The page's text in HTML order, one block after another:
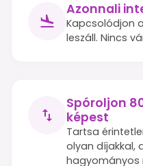
Azonnali
Kapcsolódjon
leszáll. Nincs
Spóroljon
képest
Tartsa
olyan díjakkal,
hagyományos